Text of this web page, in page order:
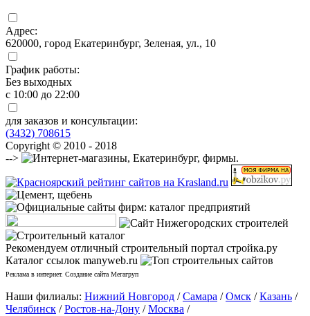
Адрес:
620000, город Екатеринбург, Зеленая, ул., 10
График работы:
Без выходных
с 10:00 до 22:00
для заказов и консультации:
(3432) 708615
Copyright © 2010 - 2018
-->
Рекомендуем отличный строительный портал стройка.ру
Каталог ссылок manyweb.ru
Реклама в интернет. Создание сайта Мегагруп
Наши филиалы: Нижний Новгород /Самара /Омск /Казань /
Челябинск /Ростов-на-Дону /Москва /